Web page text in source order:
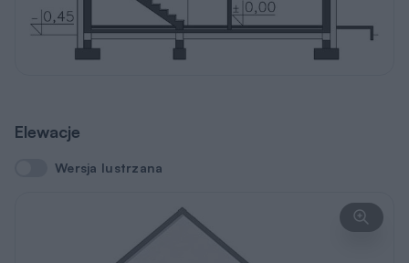
Elewacje
Wersja lustrzana
Wersja lustrzana